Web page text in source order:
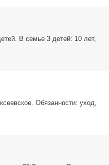
В се­мье 3 де­тей: 10 лет,
Обя­зан­но­сти: уход,